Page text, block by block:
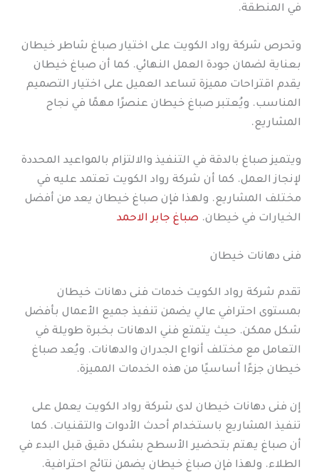
في المنطقة.
وتحرص شركة رواد الكويت على اختيار صباغ شاطر خيطان
بعناية لضمان جودة العمل النهائي. كما أن صباغ خيطان
يقدم اقتراحات مميزة تساعد العميل على اختيار التصميم
المناسب. ويُعتبر صباغ خيطان عنصرًا مهمًا في نجاح
المشاريع.
ويتميز صباغ بالدقة في التنفيذ والالتزام بالمواعيد المحددة
لإنجاز العمل. كما أن شركة رواد الكويت تعتمد عليه في
مختلف المشاريع. ولهذا فإن صباغ خيطان يعد من أفضل
الخيارات في خيطان. صباغ جابر الاحمد
فنى دهانات خيطان
تقدم شركة رواد الكويت خدمات فنى دهانات خيطان
بمستوى احترافي عالي يضمن تنفيذ جميع الأعمال بأفضل
شكل ممكن. حيث يتمتع فني الدهانات بخبرة طويلة في
التعامل مع مختلف أنواع الجدران والدهانات. ويُعد صباغ
خيطان جزءًا أساسيًا من هذه الخدمات المميزة.
إن فنى دهانات خيطان لدى شركة رواد الكويت يعمل على
تنفيذ المشاريع باستخدام أحدث الأدوات والتقنيات. كما
أن صباغ يهتم بتحضير الأسطح بشكل دقيق قبل البدء في
الطلاء. ولهذا فإن صباغ خيطان يضمن نتائج احترافية.